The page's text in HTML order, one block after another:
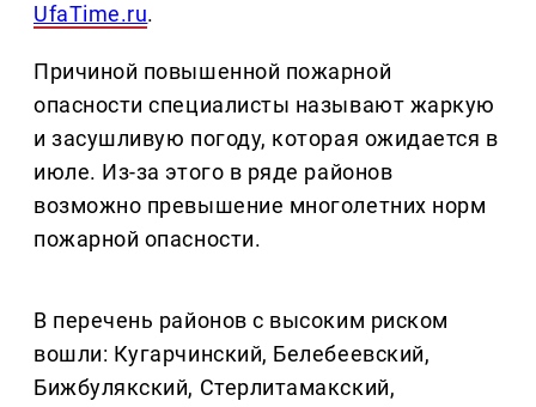
UfaTime.ru.
Причиной повышенной пожарной
опасности специалисты называют жаркую
и засушливую погоду, которая ожидается в
июле. Из-за этого в ряде районов
возможно превышение многолетних норм
пожарной опасности.
В перечень районов с высоким риском
вошли: Кугарчинский, Белебеевский,
Бижбулякский, Стерлитамакский,